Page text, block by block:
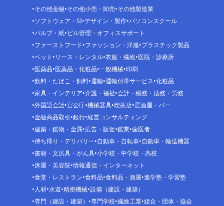
その他金融 その他小売・卸売 その他製造業
ソフトウェア・SI デザイン・製作 パソコンスクール
パルプ・紙 ビル管理・オフィスサポート
ファーストフード ファッション・洋服 プラスチック製品
ペット リース・レンタル 衣服・繊維 医院・診療所
医薬品 医薬品・化粧品 一般機械 印刷
飲料・たばこ・飼料 運輸 運輸付帯サービス 化粧品
家具・インテリア 介護・福祉 会計・税務・法務・労務
外国語会話 官公庁 機械器具 喫茶店 居酒屋・バー
金融商品取引 銀行 経営コンサルティング
建築・鉱物・金属 広告・販促 鉱業 歯医者
持ち帰り・デリバリー 自動車・自転車 自動車・輸送機器
書籍・文房具・がん具 小学校・中学校・高校
床屋・美容院 情報通信・インターネット
食堂・レストラン 食料品 食料品・酒屋 進学塾・学習塾
人材 水道 精密機械 設備（建設・建築）
専門（建設・建築）
専門学校 繊維工業 組合・団体・協会